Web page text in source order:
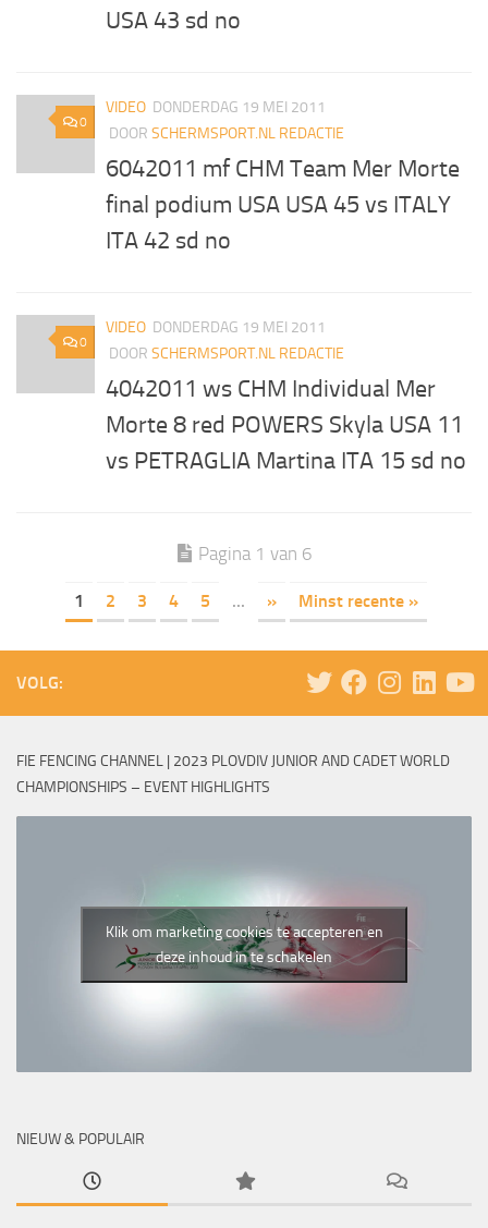
USA 43 sd no
0
VIDEO DONDERDAG 19 MEI 2011
DOOR SCHERMSPORT.NL REDACTIE
6042011 mf CHM Team Mer Morte
final podium USA USA 45 vs ITALY
ITA 42 sd no
0
VIDEO DONDERDAG 19 MEI 2011
DOOR SCHERMSPORT.NL REDACTIE
4042011 ws CHM Individual Mer
Morte 8 red POWERS Skyla USA 11
vs PETRAGLIA Martina ITA 15 sd no
Pagina 1 van 6
1 2 3 4 5 ... » Minst recente »
VOLG:
FIE FENCING CHANNEL | 2023 PLOVDIV JUNIOR AND CADET WORLD
CHAMPIONSHIPS – EVENT HIGHLIGHTS
Klik om marketing cookies te accepteren en
deze inhoud in te schakelen
NIEUW & POPULAIR